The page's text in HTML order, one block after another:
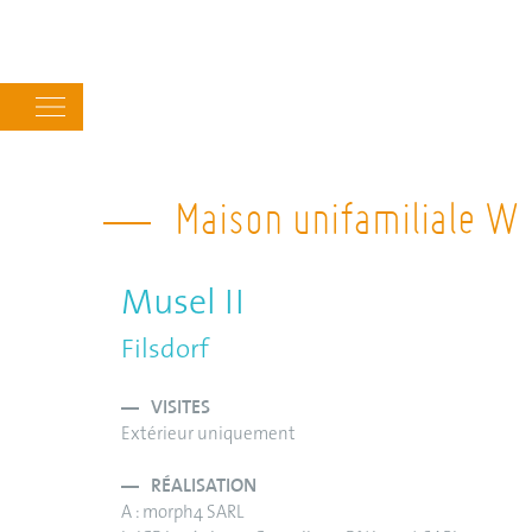
navigation
Maison unifamiliale W
Musel II
Filsdorf
VISITES
Extérieur uniquement
RÉALISATION
A : morph4 SARL